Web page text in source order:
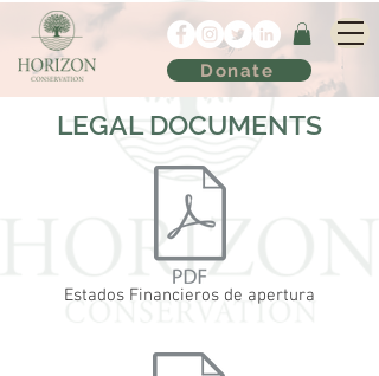
Donate
LEGAL DOCUMENTS
Estados Financieros de apertura